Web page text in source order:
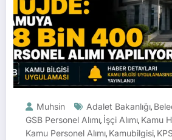
Muhsin Adalet Bakanlığı,
GSB Personel Alımı, İşçi Alımı, Kamu
Kamu Personel Alımı, Kamubilgisi,